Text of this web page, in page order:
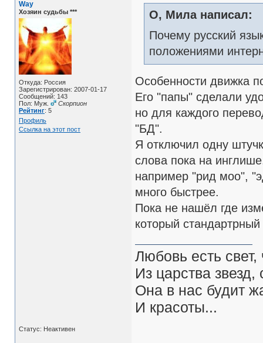
Way
Хозяин судьбы ***
Откуда: Россия
Зарегистрирован: 2007-01-17
Сообщений: 143
Пол: Муж.
Скорпион
Рейтинг: 5
Профиль
Ссылка на этот пост
О, Мила написал:
Почему русский
положениями
Особенности движка
Его "папы" сделали
но для каждого
"БД".
Я отключил одну
слова пока на
например "рид моо",
много быстрее.
Пока не нашёл где
который
Любовь есть свет,
Из царства
Она в нас будит
И красоты...
Статус: Неактивен